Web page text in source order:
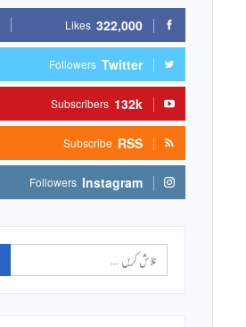
322,000
Likes
Twitter
Followers
132k
Subscribers
RSS
Subscribe
Instagram
Followers